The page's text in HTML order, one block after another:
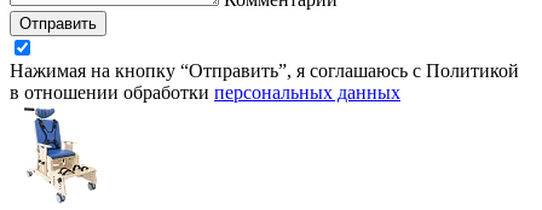
Отправить
Нажимая на кнопку “Отправить”, я соглашаюсь с Политикой
в отношении обработки персональных данных